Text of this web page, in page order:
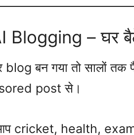
Blogging – घर
blog बन गया तो सालों
post से।
cricket, health,